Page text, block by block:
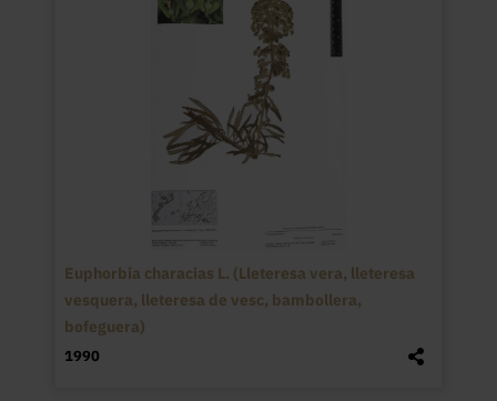
Euphorbia characias L. (Lleteresa vera, lleteresa
vesquera, lleteresa de vesc, bambollera,
bofeguera)
1990